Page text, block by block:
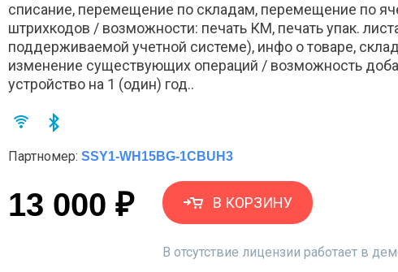
списание, перемещение по складам, перемещение по
штрихкодов / возможности: печать КМ, печать упак.
поддерживаемой учетной системе), инфо о товаре,
изменение существующих операций / возможность
устройство на 1 (один) год..
Партномер: SSY1-WH15BG-1CBUH3
13 000 ₽ В КОРЗИНУ
В отсутствие лицензии работает в